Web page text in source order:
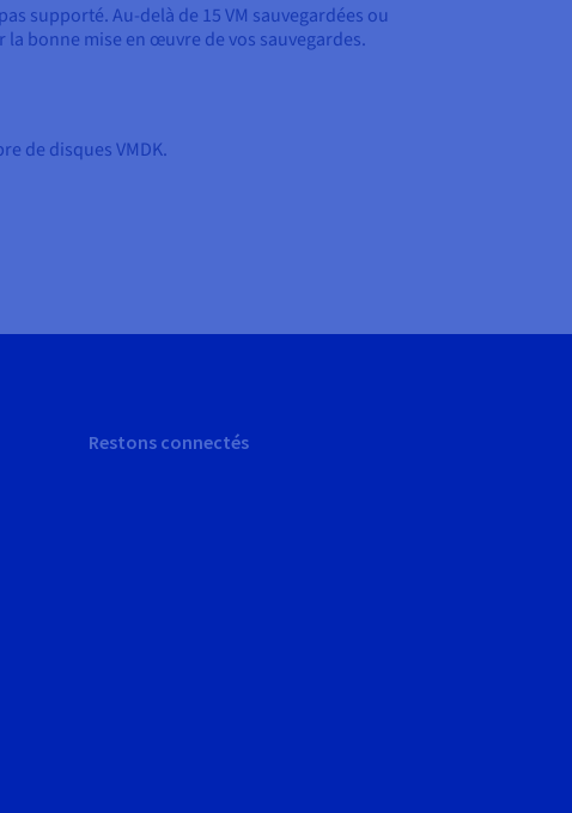
supporté. Au-delà de 15 VM sauvegardées ou
la bonne mise en œuvre de vos sauvegardes.
de disques VMDK.
Restons connectés